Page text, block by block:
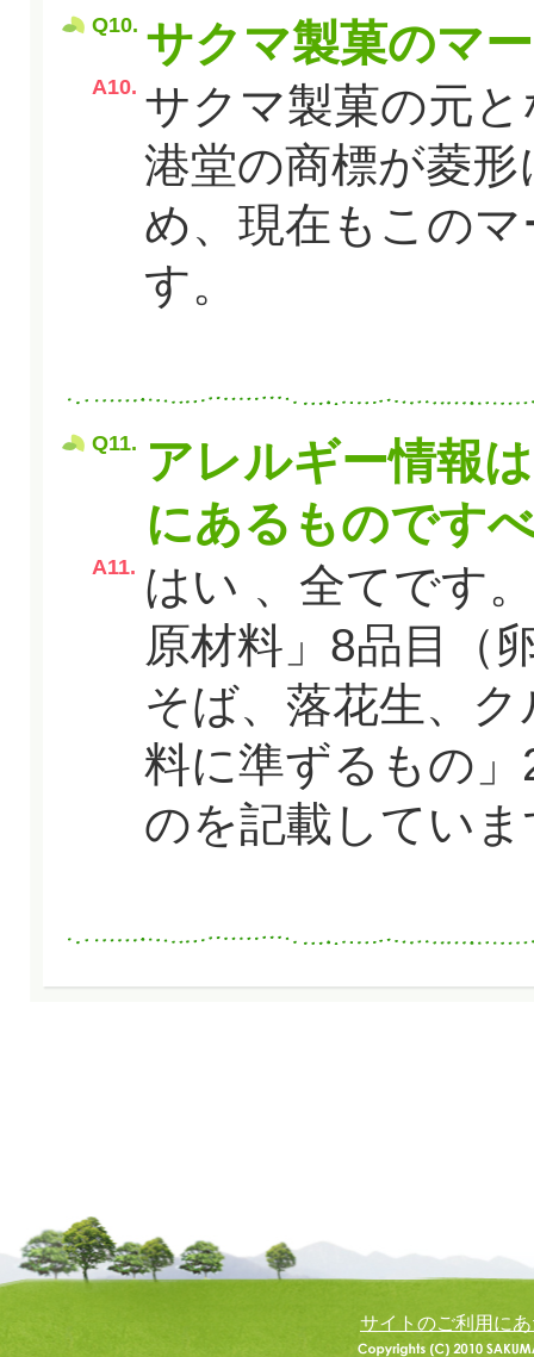
Q10. サクマ製菓のマ
A10. サクマ製菓の元
港堂の商標が菱
め、現在もこの
す。
Q11. アレルギー情報
にあるものです
A11. はい 、全てです
原材料」8品目（
そば、落花生、
料に準ずるもの
のを記載してい
サイトのご利用に